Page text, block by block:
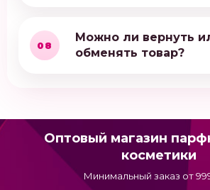
08
Можно ли вернуть
обменять товар?
Оптовый магазин
косметики
Минимальный заказ от